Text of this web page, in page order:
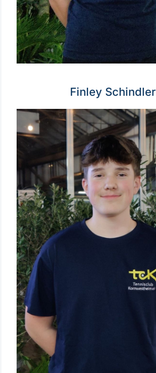
Finley Schindler